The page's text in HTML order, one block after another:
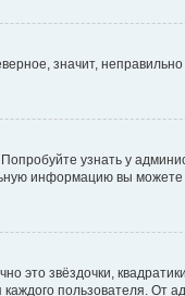
значит,
узнать у
информацию вы
это звёздочки,
пользователя. От